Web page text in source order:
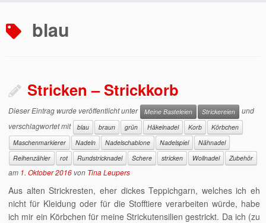
Inhalt
springen blau
Stricken – Strickkorb
Dieser Eintrag wurde veröffentlicht unter Meine Basteleien Strickereien
und
verschlagwortet mit
blau braun grün Häkelnadel Korb
Körbchen
Maschenmarkierer
Nadeln Nadelschablone Nadelspiel
Nähnadel
Reihenzähler
rot Rundstricknadel Schere stricken Wollnadel Zubehör
am 1. Oktober 2016 von Tina Leupers
Aus alten Strickresten, eher dickes Teppichgarn, welches ich eh
nicht für Kleidung oder für die Stofftiere verarbeiten würde, habe
ich mir ein Körbchen für meine Strickutensilien gestrickt. Da ich (zu